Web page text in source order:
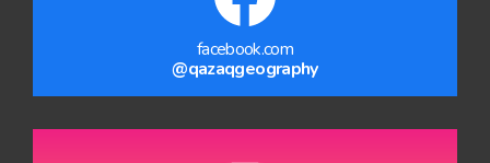
facebook.com
@qazaqgeography